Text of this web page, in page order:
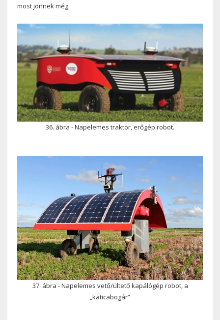
most jönnek még.
36. ábra - Napelemes traktor, erőgép robot.
37. ábra - Napelemes vető/ültető kapálógép robot, a
„katicabogár”